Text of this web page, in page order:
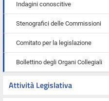
Indagini conoscitive
Stenografici delle Commissioni
Comitato per la legislazione
Bollettino degli Organi Collegiali
Attività Legislativa